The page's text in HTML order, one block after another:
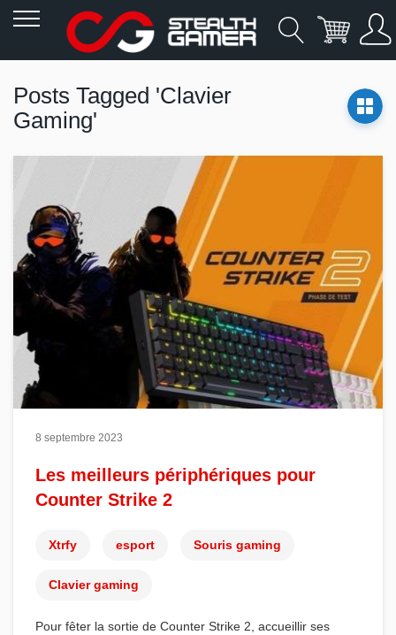
contenu
Posts Tagged 'Clavier
Gaming'
8 septembre 2023
Les meilleurs périphériques pour
Counter Strike 2
Xtrfy esport Souris gaming
Clavier gaming
Pour fêter la sortie de Counter Strike 2 , accueillir ses